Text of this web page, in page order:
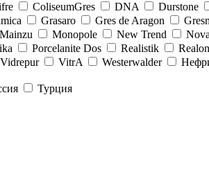
ColiseumGres DNA Durstone
Grasaro Gres de Aragon
Mainzu Monopole New Trend
Porcelanite Dos Realistik
Vidrepur VitrA Westerwalder
Турция